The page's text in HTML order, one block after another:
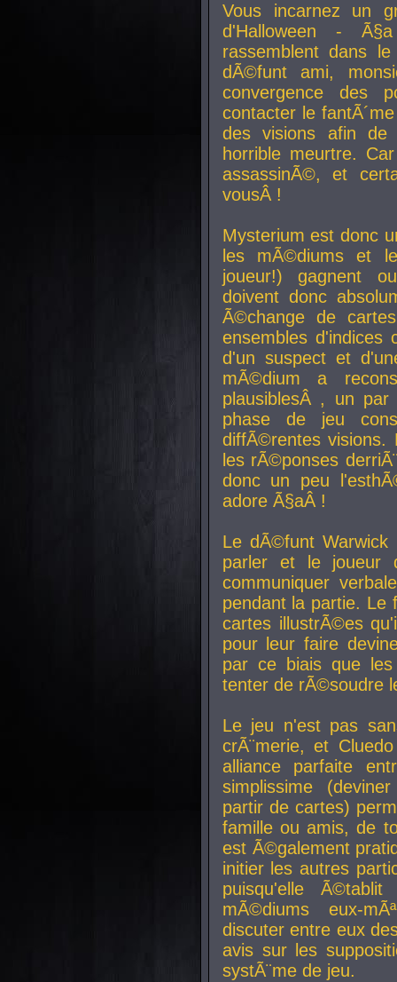
Vous incarnez un
d'Halloween -
rassemblent dans
dÃ©funt ami,
convergence des
contacter le
des visions afin
horrible meurtre.
assassinÃ©, et
vousÂ !
Mysterium est donc
les mÃ©diums et
joueur!) gagnent
doivent donc
Ã©change de
ensembles d'indices
d'un suspect et
mÃ©dium a
plausiblesÂ , un par
phase de jeu
diffÃ©rentes visions.
les rÃ©ponses
donc un peu
adore Ã§aÂ !
Le dÃ©funt Warwick
parler et le joueur
communiquer
pendant la partie. Le
cartes illustrÃ©es
pour leur faire
par ce biais que
tenter de rÃ©soudre
Le jeu n'est pas
crÃ¨merie, et
alliance parfaite
simplissime
partir de cartes)
famille ou amis, de
est Ã©galement
initier les autres
puisqu'elle
mÃ©diums eux-
discuter entre eux
avis sur les
systÃ¨me de jeu.